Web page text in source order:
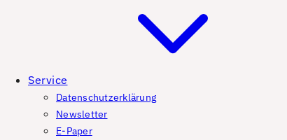
Service
Datenschutzerklärung
Newsletter
E-Paper